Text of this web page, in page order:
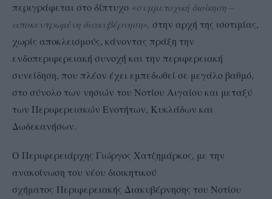
περιγράφεται στο δίπτυχο «συμμετοχική διοίκηση –
αποκεντρωμένη διακυβέρνηση», στην αρχή της ισοτιμίας,
χωρίς αποκλεισμούς, κάνοντας πράξη την
ενδοπεριφερειακή συνοχή και την περιφερειακή
συνείδηση, που πλέον έχει εμπεδωθεί σε μεγάλο βαθμό,
στο σύνολο των νησιών του Νοτίου Αιγαίου και μεταξύ
των Περιφερειακών Ενοτήτων, Κυκλάδων και
Δωδεκανήσων.
Ο Περιφερειάρχης Γιώργος Χατζημάρκος, με την
ανακοίνωση του νέου διοικητικού
σχήματος Περιφερειακής Διακυβέρνησης του Νοτίου